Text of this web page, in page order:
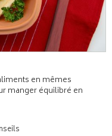
en mêmes
manger équilibré en